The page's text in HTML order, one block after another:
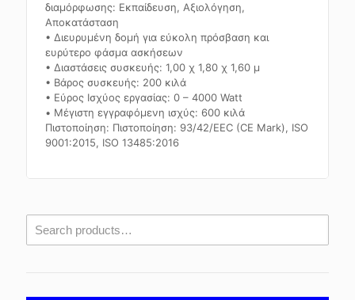
διαμόρφωσης: Εκπαίδευση, Αξιολόγηση,
Αποκατάσταση
• Διευρυμένη δομή για εύκολη πρόσβαση και
ευρύτερο φάσμα ασκήσεων
• Διαστάσεις συσκευής: 1,00 χ 1,80 χ 1,60 μ
• Βάρος συσκευής: 200 κιλά
• Εύρος Ισχύος εργασίας: 0 – 4000 Watt
• Μέγιστη εγγραφόμενη ισχύς: 600 κιλά
Πιστοποίηση: Πιστοποίηση: 93/42/EEC (CE Mark), ISO
9001:2015, ISO 13485:2016